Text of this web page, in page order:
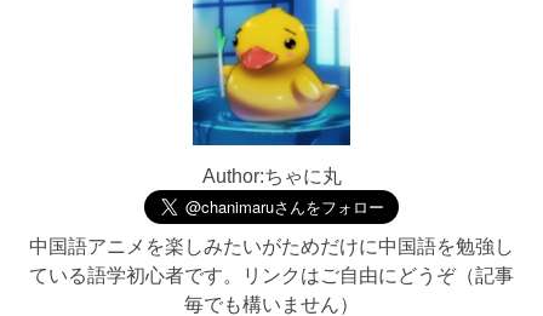
Author:ちゃに丸
中国語アニメを楽しみたいがためだけに中国語を勉強し
ている語学初心者です。リンクはご自由にどうぞ（記事
毎でも構いません）